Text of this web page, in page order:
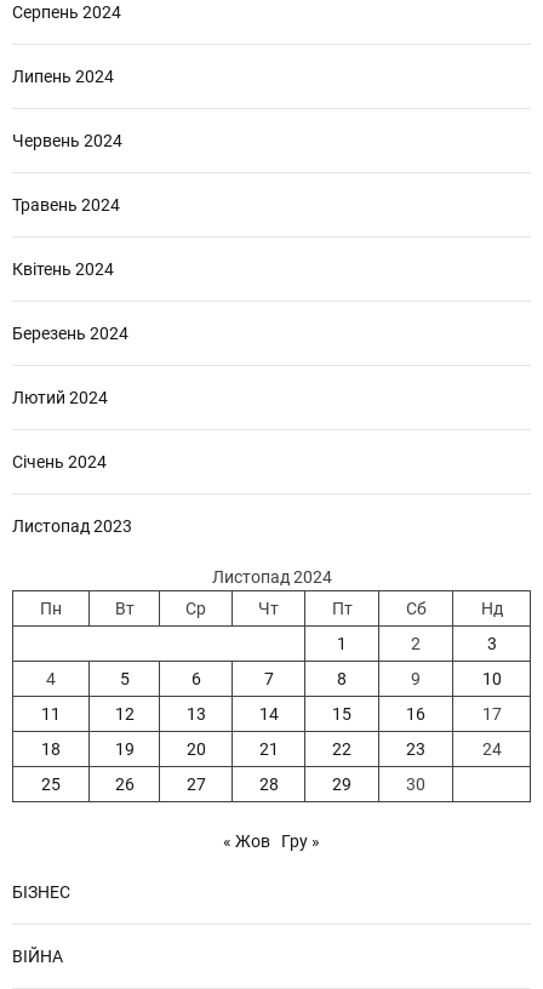
Серпень 2024
Липень 2024
Червень 2024
Травень 2024
Квітень 2024
Березень 2024
Лютий 2024
Січень 2024
Листопад 2023
Листопад 2024
Пн
Вт Ср Чт Пт Сб
Нд
1
2
3
4
5 6 7 8 9
10
11
12 13 14 15 16
17
18
19 20 21 22 23
24
25
26 27 28 29 30
« Жов Гру »
БІЗНЕС
ВІЙНА